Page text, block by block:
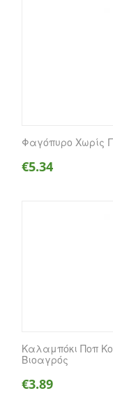
Φαγόπυρο Χωρίς
€5.34
Καλαμπόκι Ποπ
Βιοαγρός
€3.89